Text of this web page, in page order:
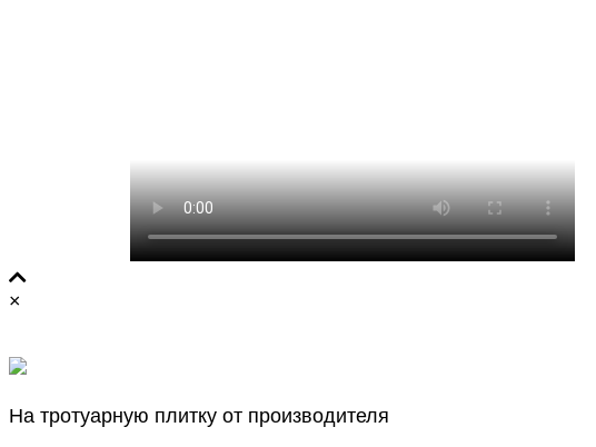
×
На тротуарную плитку от производителя